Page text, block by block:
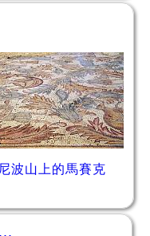
尼波山上的馬賽克